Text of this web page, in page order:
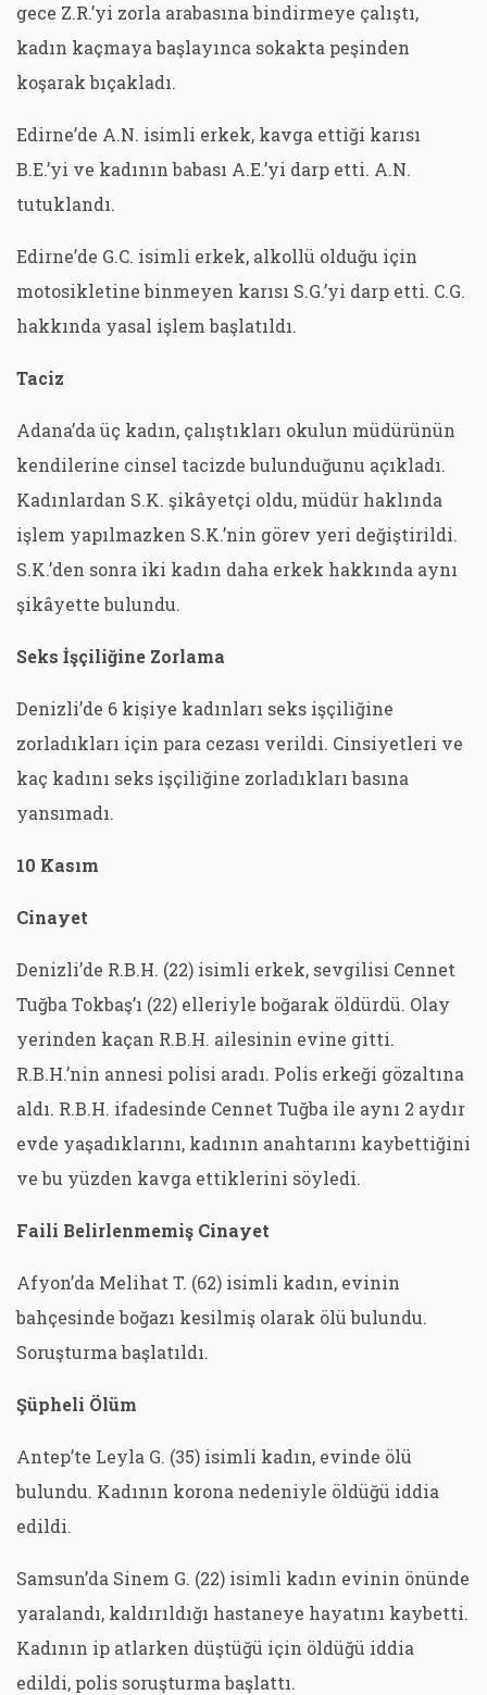
gece Z.R.’yi zorla arabasına bindirmeye çalıştı,
kadın kaçmaya başlayınca sokakta peşinden
koşarak bıçakladı.
Edirne’de A.N. isimli erkek, kavga ettiği karısı
B.E.’yi ve kadının babası A.E.’yi darp etti. A.N.
tutuklandı.
Edirne’de G.C. isimli erkek, alkollü olduğu için
motosikletine binmeyen karısı S.G.’yi darp etti. C.G.
hakkında yasal işlem başlatıldı.
Taciz
Adana’da üç kadın, çalıştıkları okulun müdürünün
kendilerine cinsel tacizde bulunduğunu açıkladı.
Kadınlardan S.K. şikâyetçi oldu, müdür haklında
işlem yapılmazken S.K.’nin görev yeri değiştirildi.
S.K.’den sonra iki kadın daha erkek hakkında aynı
şikâyette bulundu.
Seks İşçiliğine Zorlama
Denizli’de 6 kişiye kadınları seks işçiliğine
zorladıkları için para cezası verildi. Cinsiyetleri ve
kaç kadını seks işçiliğine zorladıkları basına
yansımadı.
10 Kasım
Cinayet
Denizli’de R.B.H. (22) isimli erkek, sevgilisi Cennet
Tuğba Tokbaş’ı (22) elleriyle boğarak öldürdü. Olay
yerinden kaçan R.B.H. ailesinin evine gitti.
R.B.H.’nin annesi polisi aradı. Polis erkeği gözaltına
aldı. R.B.H. ifadesinde Cennet Tuğba ile aynı 2 aydır
evde yaşadıklarını, kadının anahtarını kaybettiğini
ve bu yüzden kavga ettiklerini söyledi.
Faili Belirlenmemiş Cinayet
Afyon’da Melihat T. (62) isimli kadın, evinin
bahçesinde boğazı kesilmiş olarak ölü bulundu.
Soruşturma başlatıldı.
Şüpheli Ölüm
Antep’te Leyla G. (35) isimli kadın, evinde ölü
bulundu. Kadının korona nedeniyle öldüğü iddia
edildi.
Samsun’da Sinem G. (22) isimli kadın evinin önünde
yaralandı, kaldırıldığı hastaneye hayatını kaybetti.
Kadının ip atlarken düştüğü için öldüğü iddia
edildi, polis soruşturma başlattı.